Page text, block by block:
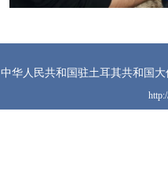
中华人民共和国驻土耳其共和国大